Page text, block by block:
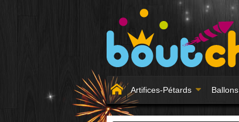
Artifices-Pétards Ballons